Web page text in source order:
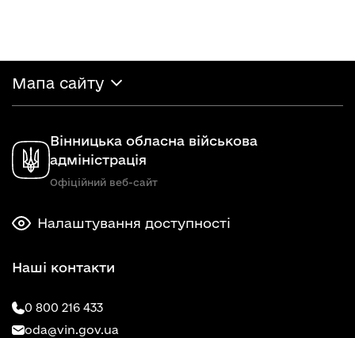
Мапа сайту
Вінницька обласна військова
адміністрація
Офіційний веб-сайт
Налаштування доступності
Наші контакти
0 800 216 433
oda@vin.gov.ua